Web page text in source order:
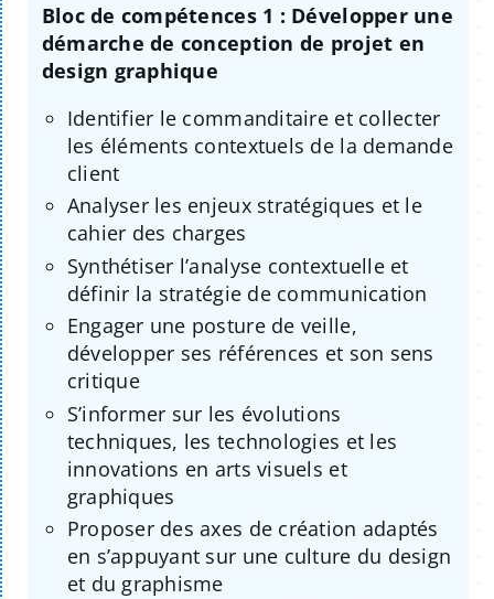
Bloc de compétences 1 : Développer une
démarche de conception de projet en
design graphique
Identifier le commanditaire et collecter
les éléments contextuels de la demande
client
Analyser les enjeux stratégiques et le
cahier des charges
Synthétiser l’analyse contextuelle et
définir la stratégie de communication
Engager une posture de veille,
développer ses références et son sens
critique
S’informer sur les évolutions
techniques, les technologies et les
innovations en arts visuels et
graphiques
Proposer des axes de création adaptés
en s’appuyant sur une culture du design
et du graphisme